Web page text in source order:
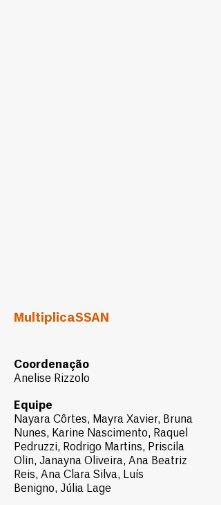
MultiplicaSSAN
Coordenação
Anelise Rizzolo
Equipe
Nayara Côrtes, Mayra Xavier, Bruna
Nunes, Karine Nascimento, Raquel
Pedruzzi, Rodrigo Martins, Priscila
Olin, Janayna Oliveira, Ana Beatriz
Reis, Ana Clara Silva, Luís
Benigno, Júlia Lage